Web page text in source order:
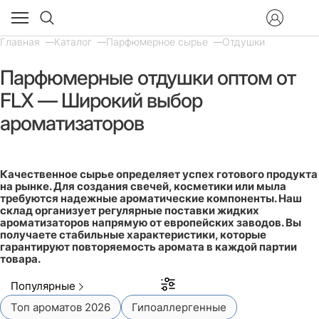
Главная Каталог Парфюмерное сырье Отдушки
Парфюмерные отдушки оптом от
FLX — Широкий выбор
ароматизаторов
Качественное сырье определяет успех готового продукта
на рынке. Для создания свечей, косметики или мыла
требуются надежные ароматические компоненты. Наш
склад организует регулярные поставки жидких
ароматизаторов напрямую от европейских заводов. Вы
получаете стабильные характеристики, которые
гарантируют повторяемость аромата в каждой партии
товара.
Популярные
Топ ароматов 2026
Гипоаллергенные